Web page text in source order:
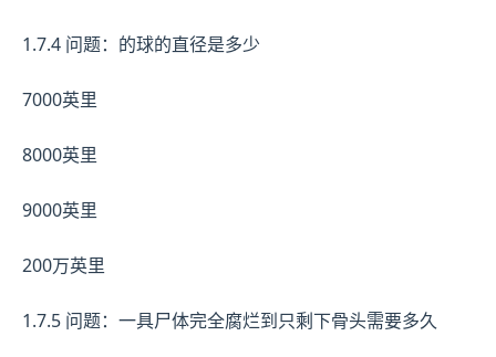
1.7.4 问题：的球的直径是多少
7000英里
8000英里
9000英里
200万英里
1.7.5 问题：一具尸体完全腐烂到只剩下骨头需要多久